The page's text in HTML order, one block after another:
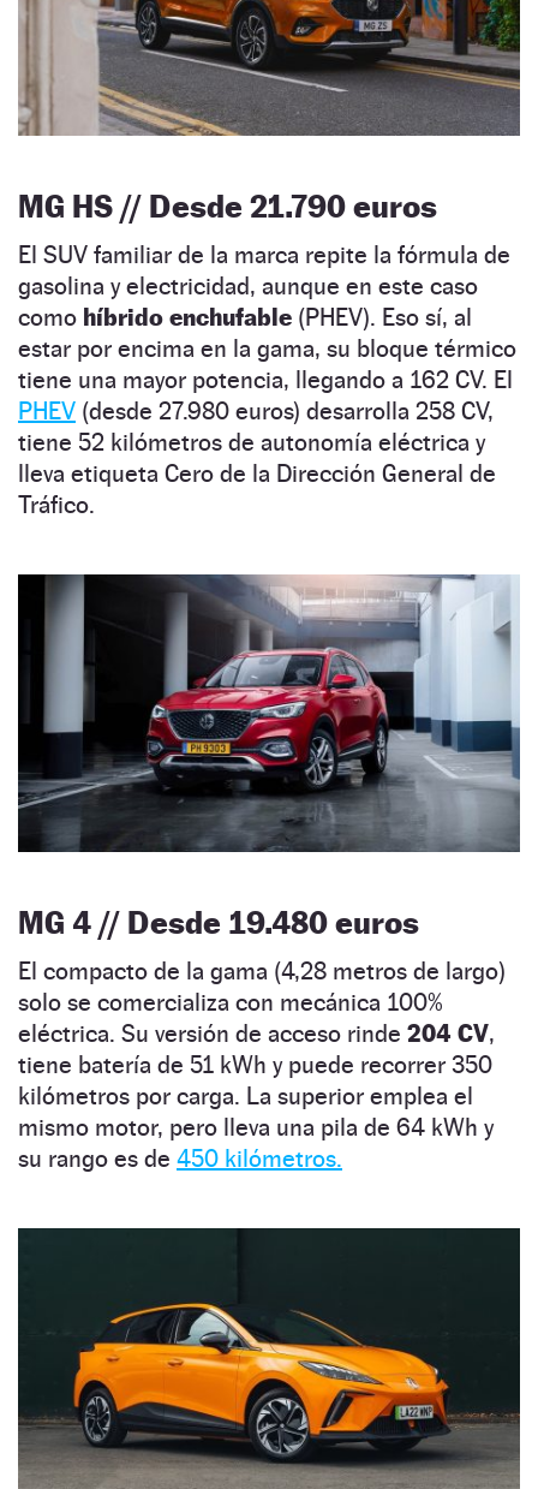
MG HS // Desde 21.790 euros
El SUV familiar de la marca repite la fórmula de
gasolina y electricidad, aunque en este caso
como híbrido enchufable (PHEV). Eso sí, al
estar por encima en la gama, su bloque térmico
tiene una mayor potencia, llegando a 162 CV. El
PHEV (desde 27.980 euros) desarrolla 258 CV,
tiene 52 kilómetros de autonomía eléctrica y
lleva etiqueta Cero de la Dirección General de
Tráfico.
MG 4 // Desde 19.480 euros
El compacto de la gama (4,28 metros de largo)
solo se comercializa con mecánica 100%
eléctrica. Su versión de acceso rinde 204 CV,
tiene batería de 51 kWh y puede recorrer 350
kilómetros por carga. La superior emplea el
mismo motor, pero lleva una pila de 64 kWh y
su rango es de 450 kilómetros.